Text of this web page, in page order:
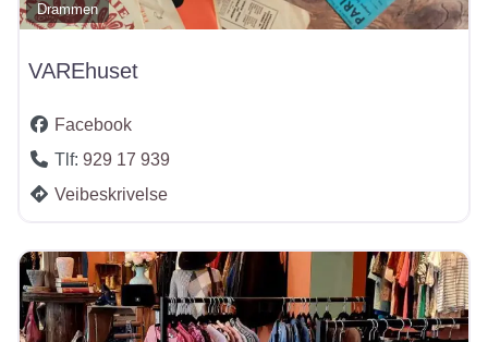
Drammen
VAREhuset
Facebook
Tlf: 929 17 939
Veibeskrivelse